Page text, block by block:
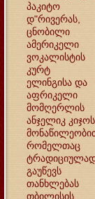
პაკიტო
დ"რივერას,
ცნობილი
ამერიკელი
ვოკალისტის
კურტ
ელინგისა და
აფრიკელი
მომღერლის
ანჯელიკ კიჯოს
რომელთაც
გაუწევს
თანხლებას
თბილისის